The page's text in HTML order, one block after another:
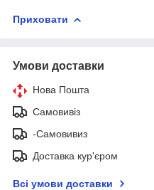
Приховати
Умови доставки
Нова Пошта
Самовивіз
-Самовивиз
Доставка кур'єром
Всі умови доставки